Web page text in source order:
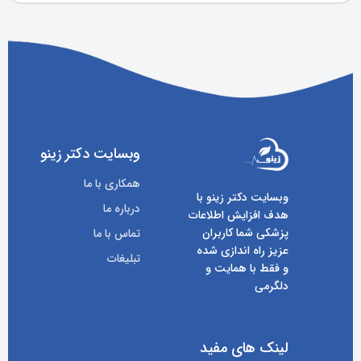
وبسایت دکتر زینو با
هدف افزایش اطلاعات
پزشکی شما کاربران
عزیز راه اندازی شده
و فقط با همایت و
دلگرمی
وبسایت دکتر زینو
همکاری با ما
درباره ما
تماس با ما
تبلیغات
لینک های مفید